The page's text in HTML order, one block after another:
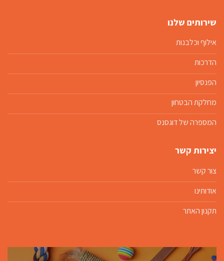
שירותים שלנו
אילוף וכלבנות
הדרכות
הפנסיון
מחלקת הבטחון
המספרה של דוגסנס
יצירות קשר
צור קשר
אודותינו
תקנון האתר